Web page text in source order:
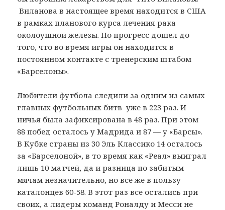
Виланова в настоящее время находится в США
в рамках планового курса лечения рака
околоушной железы. Но прогресс дошел до
того, что во время игры он находится в
постоянном контакте с тренерским штабом
«Барселоны».
Любители футбола следили за одним из самых
главных футбольных битв уже в 223 раз. И
ничья была зафиксирована в 48 раз. При этом
88 побед осталось у Мадрида и 87 — у «Барсы».
В Кубке страны из 30 Эль Классико 14 осталось
за «Барселоной», в то время как «Реал» выиграл
лишь 10 матчей, да и разница по забитым
мячам незначительно, но все же в пользу
каталонцев 60-58. В этот раз все остались при
своих, а лидеры команд Роналду и Месси не